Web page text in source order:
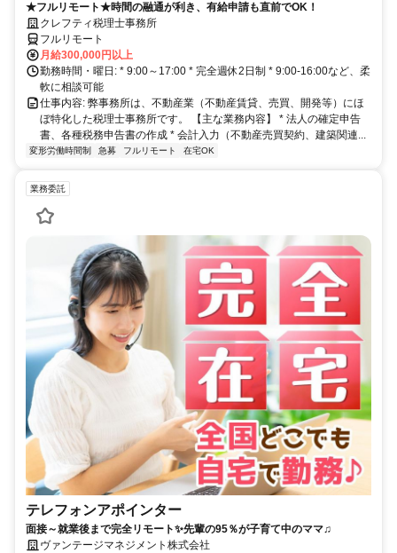
決算説明も
★フルリモート★時間の融通が利き、有給申請も直前でOK！
クレフティ税理士事務所
フルリモート
月給300,000円以上
勤務時間・曜日: * 9:00～17:00 * 完全週休2日制 * 9:00-16:00など、柔
軟に相談可能
仕事内容: 弊事務所は、不動産業（不動産賃貸、売買、開発等）にほ
ぼ特化した税理士事務所です。 【主な業務内容】 * 法人の確定申告
書、各種税務申告書の作成 * 会計入力（不動産売買契約、建築関連...
変形労働時間制 急募 フルリモート 在宅OK
業務委託
テレフォンアポインター
面接～就業後まで完全リモート✨先輩の95％が子育て中のママ♫
ヴァンテージマネジメント株式会社